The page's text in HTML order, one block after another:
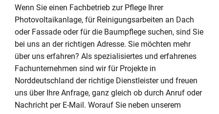
Wenn Sie einen Fachbetrieb zur Pflege Ihrer
Photovoltaikanlage, für Reinigungsarbeiten an Dach
oder Fassade oder für die Baumpflege suchen, sind Sie
bei uns an der richtigen Adresse. Sie möchten mehr
über uns erfahren? Als spezialisiertes und erfahrenes
Fachunternehmen sind wir für Projekte in
Norddeutschland der richtige Dienstleister und freuen
uns über Ihre Anfrage, ganz gleich ob durch Anruf oder
Nachricht per E-Mail. Worauf Sie neben unserem